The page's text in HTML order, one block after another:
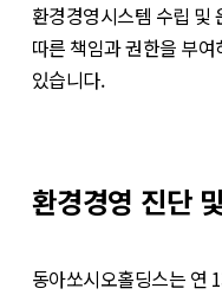
환경경영시스템 수립 및
따른 책임과 권한을 부
있습니다.
환경경영 진단
동아쏘시오홀딩스는 연